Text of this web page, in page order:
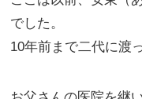
でした。
10年前まで二代に渡